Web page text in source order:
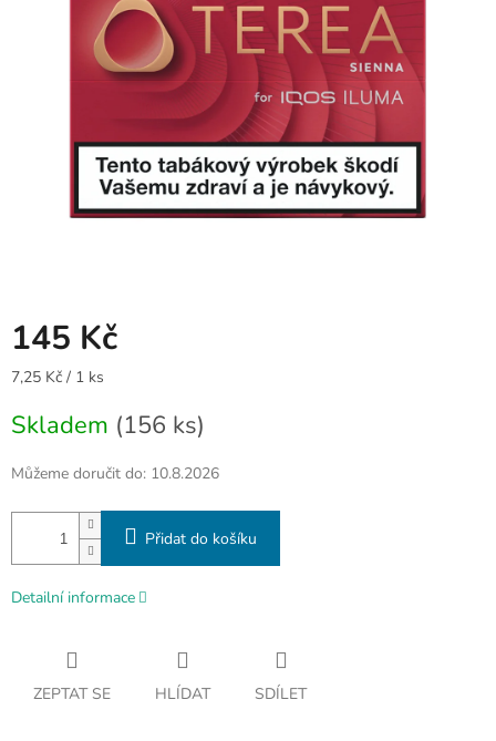
145 Kč
Měrná
7,25 Kč / 1 ks
Skladem (156 ks)
Můžeme doručit do: 10.8.2026
Přidat do košíku
Detailní informace
ZEPTAT SE HLÍDAT SDÍLET